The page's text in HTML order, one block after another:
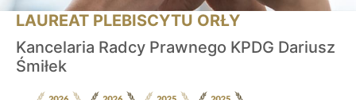
LAUREAT PLEBISCYTU ORŁY
Kancelaria Radcy Prawnego KPDG Dariusz
Śmiłek